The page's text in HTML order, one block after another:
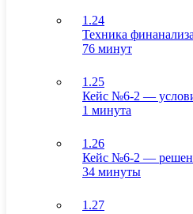
1.24
Техника
76 минут
1.25
Кейс №6-2 —
1 минута
1.26
Кейс №6-2 —
34 минуты
1.27